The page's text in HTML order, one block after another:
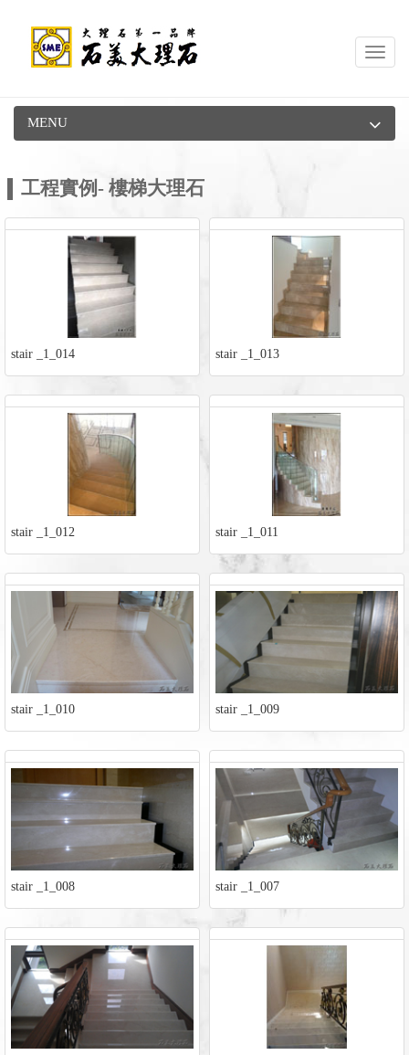
MENU
工程實例- 樓梯大理石
stair _1_014 stair _1_013
stair _1_012 stair _1_011
stair _1_010 stair _1_009
stair _1_008 stair _1_007